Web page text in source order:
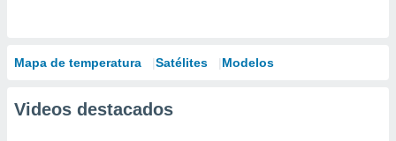
Mapa de temperatura Satélites Modelos
Videos destacados